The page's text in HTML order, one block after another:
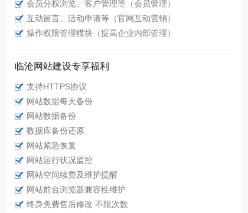
会员分权浏览、客户管理等（会员管理）
互动留言、活动申请等（官网互动营销）
操作权限管理模块（提高企业内部管理）
临沧网站建设专享福利
支持HTTPS协议
网站数据每天备份
网站数据备份
数据库备份还原
网站紧急恢复
网站运行状况监控
网站空间续费及维护提醒
网站前台浏览器兼容性维护
终身免费售后修改 不限次数